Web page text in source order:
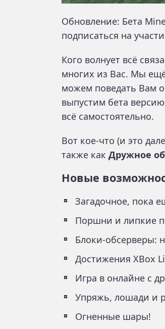
Обновление: Бета
подписаться на
Кого волнует всё
многих из Вас. Мы ещё
можем поведать Вам
выпустим бета
всё самостоятельно.
Вот кое-что (и это
также как Дружное
Новые
Загадочное, пока
Поршни и липкие
Блоки-обсерверы:
Достижения XBox
Игра в онлайне с
Упряжь, лошади и
Огненные шары!